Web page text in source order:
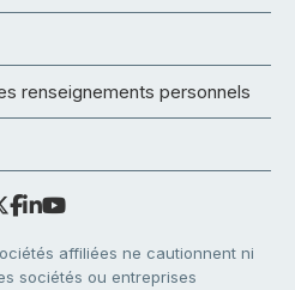
renseignements personnels
affiliées ne cautionnent ni
sociétés ou entreprises